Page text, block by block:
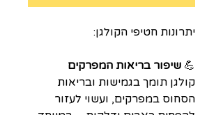
יתרונות חטיפי הקולגן:
💪 שיפור בריאות המפרקים
קולגן תומך בגמישות ובריאות
הסחוס במפרקים, ועשוי לעזור